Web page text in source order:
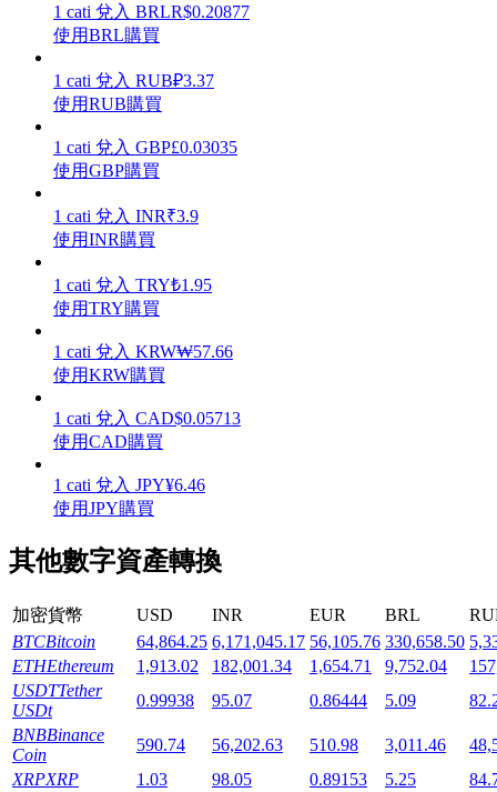
增值寶
使您的資產穩定增值
機槍池
一鍵質押鎖定高收益
Launchpool
活期質押獲得熱門資產
1 cati 兌入 BRLR$0.20877
使用BRL購買
1 cati 兌入 RUB₽3.37
使用RUB購買
1 cati 兌入 GBP£0.03035
使用GBP購買
1 cati 兌入 INR₹3.9
使用INR購買
1 cati 兌入 TRY₺1.95
使用TRY購買
1 cati 兌入 KRW₩57.66
使用KRW購買
1 cati 兌入 CAD$0.05713
使用CAD購買
1 cati 兌入 JPY¥6.46
使用JPY購買
其他數字資產轉換
加密貨幣 USD INR EUR BRL
BTCBitcoin 64,864.25 6,171,045.17 56,105.76 330,658.50
ETHEthereum 1,913.02 182,001.34 1,654.71 9,752.04
USDTTether
USDt
0.99938 95.07 0.86444 5.09
BNBBinance
Coin
590.74 56,202.63 510.98 3,011.46
XRPXRP 1.03 98.05 0.89153 5.25